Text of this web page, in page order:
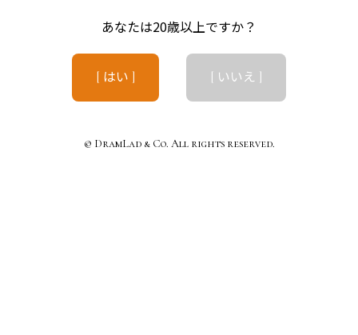
あなたは20歳以上ですか？
[ はい ] [ いいえ ]
© DramLad & Co. All rights reserved.